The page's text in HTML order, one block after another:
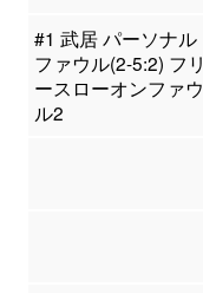
#1 武居 パーソナル
ファウル(2-5:2) フリ
ースローオンファウ
ル2